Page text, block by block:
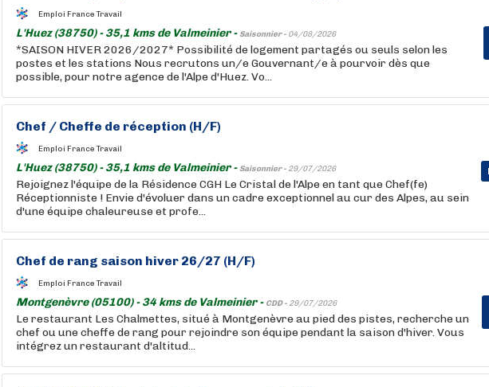
Emploi France Travail
L'Huez (38750) - 35,1 kms de Valmeinier - Saisonnier - 04/08/2026
*SAISON HIVER 2026/2027* Possibilité de logement partagés ou seuls selon les
postes et les stations Nous recrutons un/e Gouvernant/e à pourvoir dès que
possible, pour notre agence de l'Alpe d'Huez. Vo...
Chef / Cheffe de réception (H/F)
Emploi France Travail
L'Huez (38750) - 35,1 kms de Valmeinier - Saisonnier - 29/07/2026
Rejoignez l'équipe de la Résidence CGH Le Cristal de l'Alpe en tant que Chef(fe)
Réceptionniste ! Envie d'évoluer dans un cadre exceptionnel au cur des Alpes, au sein
d'une équipe chaleureuse et profe...
Chef de rang saison hiver 26/27 (H/F)
Emploi France Travail
Montgenèvre (05100) - 34 kms de Valmeinier - CDD - 29/07/2026
Le restaurant Les Chalmettes, situé à Montgenèvre au pied des pistes, recherche un
chef ou une cheffe de rang pour rejoindre son équipe pendant la saison d'hiver. Vous
intégrez un restaurant d'altitud...